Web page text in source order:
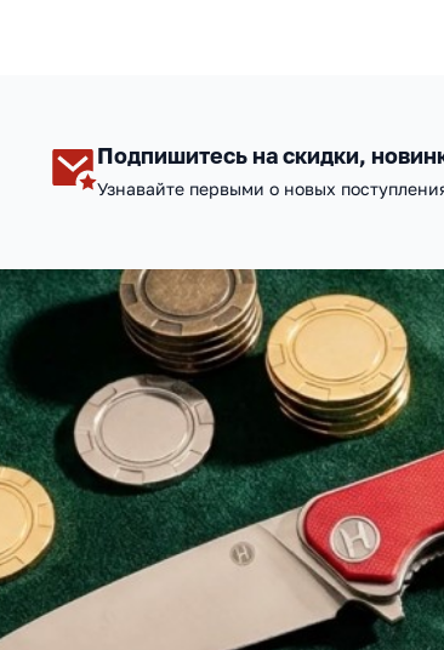
Подпишитесь на скидки,
Узнавайте первыми о новых